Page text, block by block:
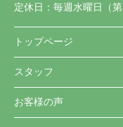
定休日： 毎週水曜日（第
トップページ
スタッフ
お客様の声